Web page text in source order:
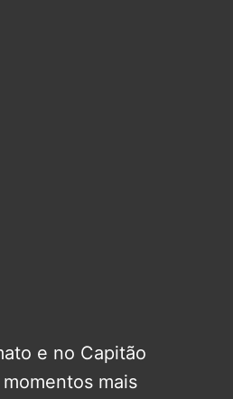
e no Capitão
mais